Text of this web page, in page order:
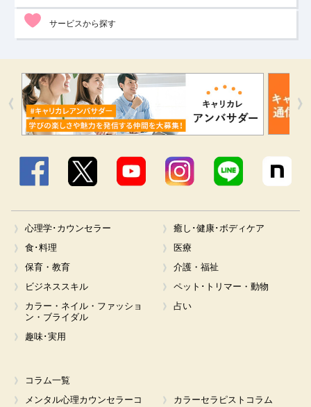
サービスから探す
Facebook X YouTube Instagram LINE
心理学･カウンセラー
癒し･健康･ボディケア
食･料理
医療
保育・教育
介護・福祉
ビジネススキル
ペット･トリマー・動物
カラー・ネイル・ファッショ
ン・ブライダル
占い
趣味･実用
コラム一覧
メンタル心理カウンセラーコ
カラーセラピストコラム